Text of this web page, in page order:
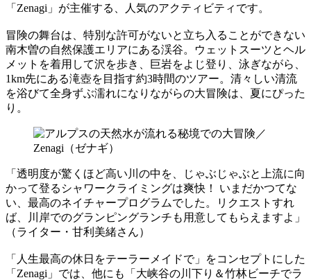
「Zenagi」が主催する、人気のアクティビティです。
冒険の舞台は、特別な許可がないと立ち入ることができない
南木曽の自然保護エリアにある渓谷。ウェットスーツとヘル
メットを着用して沢を歩き、巨岩をよじ登り、泳ぎながら、
1km先にある滝壺を目指す約3時間のツアー。清々しい清流
を浴びて全身ずぶ濡れになりながらの大冒険は、夏にぴった
り。
「透明度が驚くほど高い川の中を、じゃぶじゃぶと上流に向
かって登るシャワークライミングは爽快！ いまだかつてな
い、最高のネイチャープログラムでした。リクエストすれ
ば、川岸でのグランピングランチも用意してもらえますよ」
（ライター・甘利美緒さん）
「人生最高の休日をテーラーメイドで」をコンセプトにした
「Zenagi」では、他にも「大峡谷の川下り＆竹林ビーチでラ